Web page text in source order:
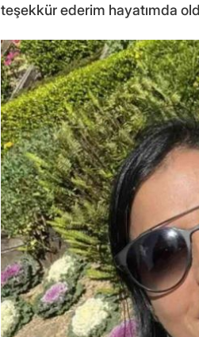
teşekkür ederim hayatımda